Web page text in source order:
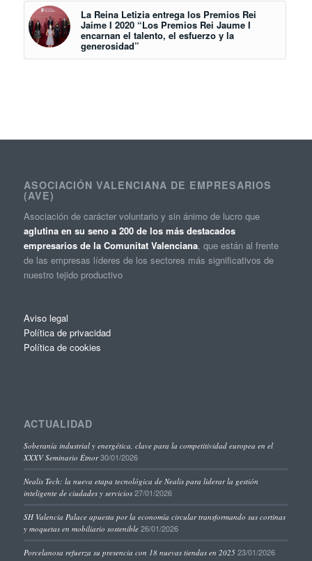
La Reina Letizia entrega los Premios Rei
Jaime I 2020 “Los Premios Rei Jaume I
encarnan el talento, el esfuerzo y la
generosidad”
ASOCIACIÓN VALENCIANA DE EMPRESARIOS
(AVE)
Asociación de carácter voluntario y sin ánimo de lucro que
aglutina en su seno a 200 de los más destacados
empresarios de la Comunitat Valenciana, que están al frente
de las empresas líderes de los sectores más significativos de
nuestro tejido productivo
Aviso legal
Política de privacidad
Política de cookies
ACTUALIDAD
Soberanía industrial y energética, clave para la competitividad europea en el
XXXV Seminario Étnor 30/01/2026
Nealis Tech: la nueva etapa tecnológica de Nealis para liderar la gestión
inteligente de ciudades y servicios 27/01/2026
SH Valencia Palace apuesta por la economía circular transformando sus cortinas
y moquetas en mobiliario sostenible 26/01/2026
Porcelanosa refuerza su presencia con 18 nuevas tiendas en 2025 23/01/2026